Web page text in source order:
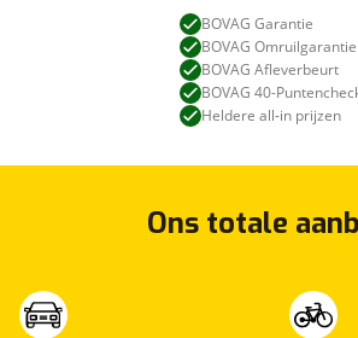
BOVAG Garantie
BOVAG Omruilgarantie
BOVAG Afleverbeurt
BOVAG 40-
Heldere all-in prijzen
Ons totale